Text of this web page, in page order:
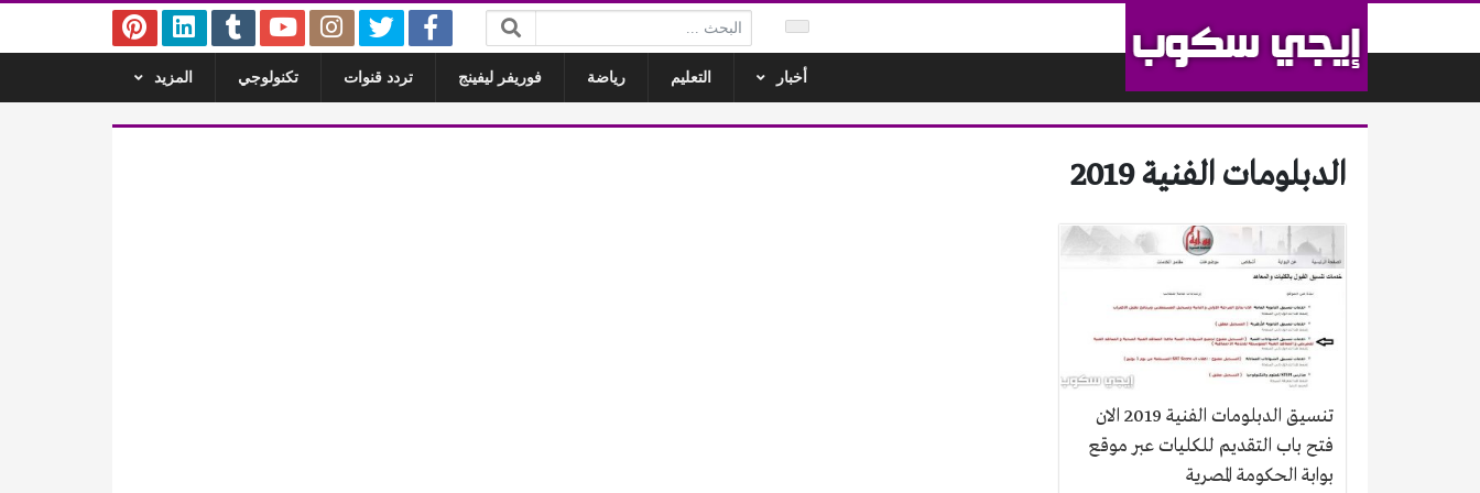
البحث:
أخبار التعليم رياضة فوريفر ليفينج تردد قنوات تكنولوجي المزيد
الدبلومات الفنية 2019
تنسيق الدبلومات الفنية 2019 الان
فتح باب التقديم للكليات عبر موقع
بوابة الحكومة المصرية